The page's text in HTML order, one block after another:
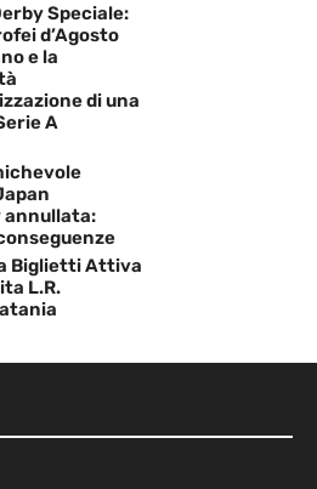
Speciale:
d’Agosto
e la
di una
A
Biglietti Attiva
L.R.